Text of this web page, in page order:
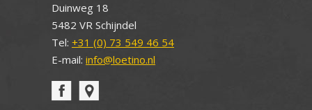
Duinweg 18
5482 VR Schijndel
Tel: +31 (0) 73 549 46 54
E-mail: info@loetino.nl